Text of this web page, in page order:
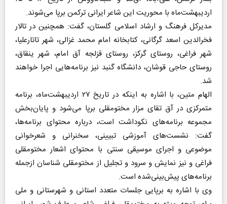
اردیبهشت‌ماه با محوریت این شاعر ایرانی ترکمن برپا می‌شوند.
مدیرکل فرهنگ و ارشاد اسلامی گلستان، گفت: همچنین در تالار
فخرالدین اسعد گرگانی، کتابخانه امام محمد غزالی، شهر تاتارعلیا،
شهر فراغی، روستای گرکز، روستای قزلجه آق امام، شهر ینقاق،
روستای حاجی قوشان، دانشگاه گنبد نیز برنامه‌هایی اجرا خواهند
شد.
الهام متین، با اشاره به اینکه در تاریخ ۲۷ اردیبهشت‌ماه، برنامه
متمرکزی در آق تقای مزار مختومقلی برپا می‌شود و پایان‌بخش
مجموعه برنامه‌های نکوداشت است، درباره محتوای برنامه‌ها،
گفت: نشست‌های آموزشی تبیینی، سخنرانی و شعرخوانی
موضوعی و اجرای موسیقی سنتی با محتوای اشعار مختومقلی
فراغی و نیز نمایش و سرود و تجلیل از مختومقلی شناسان ازجمله
برنامه‌های پیش‌بینی‌شده است.
وی با اشاره به برپایی جلسات متعدد استانی و شهرستانی و ملی